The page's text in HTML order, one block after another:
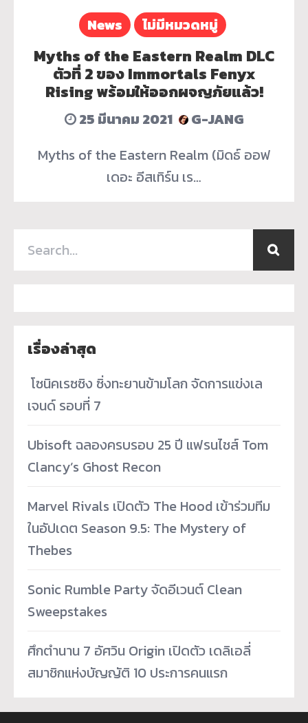
News ไม่มีหมวดหมู่
Myths of the Eastern Realm DLC
ตัวที่ 2 ของ Immortals Fenyx
Rising พร้อมให้ออกผจญภัยแล้ว!
25 มีนาคม 2021
G-JANG
Myths of the Eastern Realm (มิดธ์ ออฟ
เดอะ อีสเทิร์น เร…
เรื่องล่าสุด
­ โซนิคเรซซิง ซิ่งทะยานข้ามโลก จัดการแข่งเล
เจนด์ รอบที่ 7
Ubisoft ฉลองครบรอบ 25 ปี แฟรนไชส์ Tom
Clancy’s Ghost Recon
Marvel Rivals เปิดตัว The Hood เข้าร่วมทีม
ในอัปเดต Season 9.5: The Mystery of
Thebes
Sonic Rumble Party จัดอีเวนต์ Clean
Sweepstakes
ศึกตำนาน 7 อัศวิน Origin เปิดตัว เดลิเอลี่
สมาชิกแห่งบัญญัติ 10 ประการคนแรก